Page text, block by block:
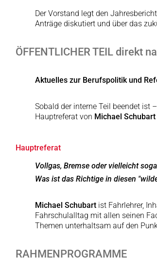
Der Vorstand legt den
Anträge diskutiert und über das
ÖFFENTLICHER TEIL direkt
Aktuelles zur Berufspolitik und
Sobald der interne Teil beendet ist
Hauptreferat von Michael Schubart
Hauptreferat
Vollgas, Bremse oder vielleicht
Was ist das Richtige in diesen
Michael Schubart ist Fahrlehrer,
Fahrschulalltag mit allen seinen
Themen unterhaltsam auf den
RAHMENPROGRAMME